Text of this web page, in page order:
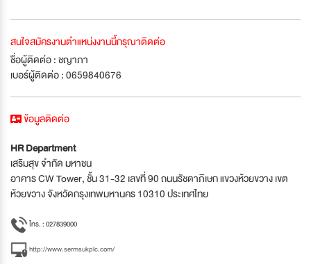
สนใจสมัครงานตำแหน่งงานนี้กรุณาติดต่อ
ชื่อผู้ติดต่อ : ชญาภา
เบอร์ผู้ติดต่อ : 0659840676
ข้อมูลติดต่อ
HR Department
เสริมสุข จำกัด มหาชน
อาคาร CW Tower, ชั้น 31-32 เลขที่ 90 ถนนรัชดาภิเษก แขวงห้วยขวาง เขต
ห้วยขวาง จังหวัดกรุงเทพมหานคร 10310 ประเทศไทย
โทร. : 027839000
http://www.sermsukplc.com/